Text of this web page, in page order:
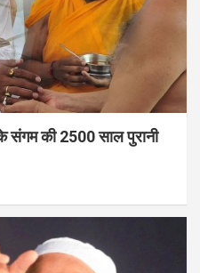
संगम की 2500 साल पुरानी